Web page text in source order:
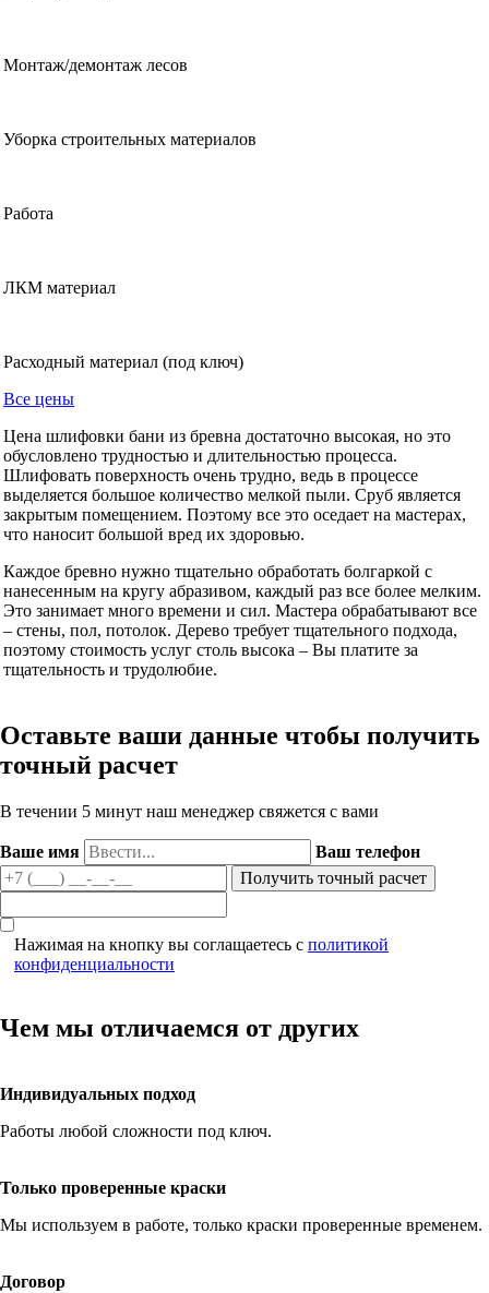
Монтаж/демонтаж лесов
Уборка строительных материалов
Работа
ЛКМ материал
Расходный материал (под ключ)
Все цены
Цена шлифовки бани из бревна достаточно высокая, но это
обусловлено трудностью и длительностью процесса.
Шлифовать поверхность очень трудно, ведь в процессе
выделяется большое количество мелкой пыли. Сруб является
закрытым помещением. Поэтому все это оседает на мастерах,
что наносит большой вред их здоровью.
Каждое бревно нужно тщательно обработать болгаркой с
нанесенным на кругу абразивом, каждый раз все более мелким.
Это занимает много времени и сил. Мастера обрабатывают все
– стены, пол, потолок. Дерево требует тщательного подхода,
поэтому стоимость услуг столь высока – Вы платите за
тщательность и трудолюбие.
Оставьте ваши данные чтобы получить
точный расчет
В течении 5 минут наш менеджер свяжется с вами
Ваше имя Ваш телефон
Нажимая на кнопку вы соглащаетесь с политикой
конфиденциальности
Чем мы отличаемся от других
Индивидуальных подход
Работы любой сложности под ключ.
Только проверенные краски
Мы используем в работе, только краски проверенные временем.
Договор